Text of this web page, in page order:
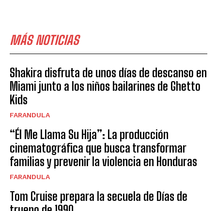
MÁS NOTICIAS
Shakira disfruta de unos días de descanso en
Miami junto a los niños bailarines de Ghetto
Kids
FARANDULA
“Él Me Llama Su Hija”: La producción
cinematográfica que busca transformar
familias y prevenir la violencia en Honduras
FARANDULA
Tom Cruise prepara la secuela de Días de